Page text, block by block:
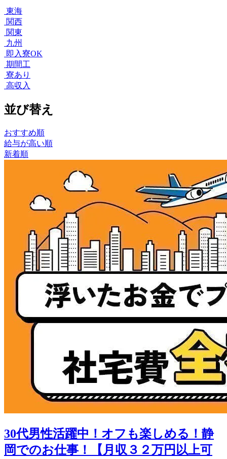
東海
関西
関東
九州
即入寮OK
期間工
寮あり
高収入
並び替え
おすすめ順
給与が高い順
新着順
30代男性活躍中！オフも楽しめる！静
岡でのお仕事！【月収３２万円以上可